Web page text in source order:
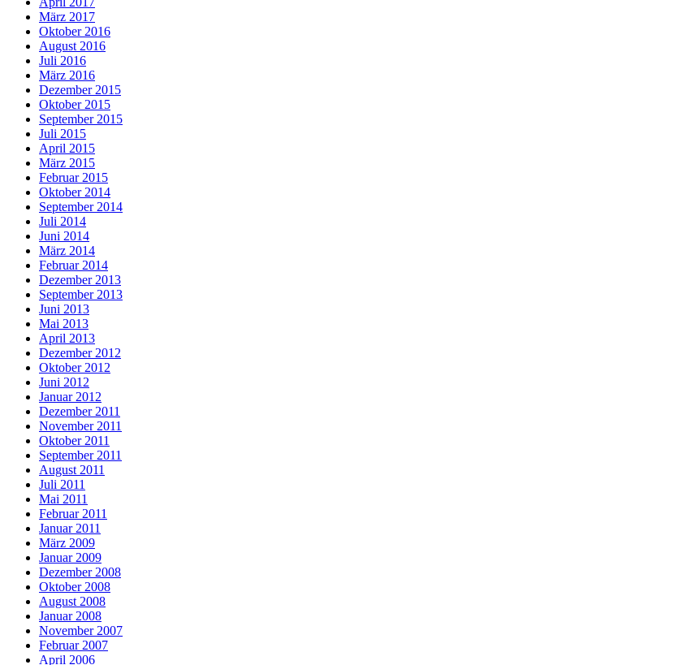
März 2017
Oktober 2016
August 2016
Juli 2016
März 2016
Dezember 2015
Oktober 2015
September 2015
Juli 2015
April 2015
März 2015
Februar 2015
Oktober 2014
September 2014
Juli 2014
Juni 2014
März 2014
Februar 2014
Dezember 2013
September 2013
Juni 2013
Mai 2013
April 2013
Dezember 2012
Oktober 2012
Juni 2012
Januar 2012
Dezember 2011
November 2011
Oktober 2011
September 2011
August 2011
Juli 2011
Mai 2011
Februar 2011
Januar 2011
März 2009
Januar 2009
Dezember 2008
Oktober 2008
August 2008
Januar 2008
November 2007
Februar 2007
April 2006